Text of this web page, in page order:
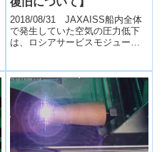
2018/08/31 JAXAISS船内全体
で発生していた空気の圧力低下
は、ロシアサービスモジュール